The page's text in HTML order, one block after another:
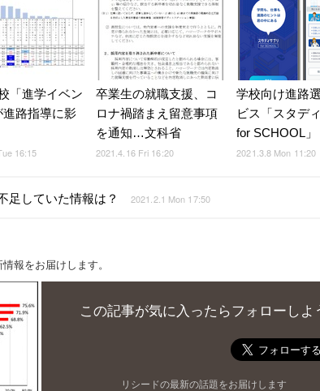
「進学イベン
進路指導に影
16:15
卒業生の就職支援、コ
ロナ禍踏まえ留意事項
を通知…文科省
2021.4.16 Fri 16:20
学校向け進路
ビス「スタデ
for SCHOOL」
2021.3.8 Mon 11:20
足していた情報は？ 2021.2.1 Mon 17:50
報をお届けします。
この記事が気に入ったらフォローしよ
リシードの最新の話題をお届けします